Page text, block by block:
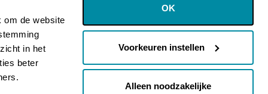
om de website
in het
beter
OK
Voorkeuren instellen
Alleen noodzakelijke